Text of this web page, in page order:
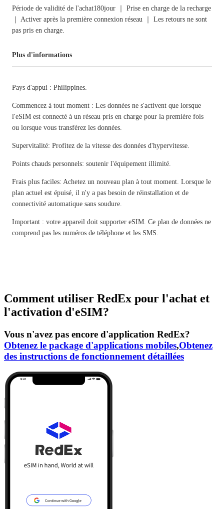
Période de validité de l'achat180jour ｜ Prise en charge de la recharge
｜ Activer après la première connexion réseau ｜ Les retours ne sont
pas pris en charge.
Plus d'informations
Pays d'appui : Philippines.
Commencez à tout moment : Les données ne s'activent que lorsque
l'eSIM est connecté à un réseau pris en charge pour la première fois
ou lorsque vous transférez les données.
Supervitalité: Profitez de la vitesse des données d'hypervitesse.
Points chauds personnels: soutenir l'équipement illimité.
Frais plus faciles: Achetez un nouveau plan à tout moment. Lorsque le
plan actuel est épuisé, il n'y a pas besoin de réinstallation et de
connectivité automatique sans soudure.
Important : votre appareil doit supporter eSIM. Ce plan de données ne
comprend pas les numéros de téléphone et les SMS.
Comment utiliser RedEx pour l'achat et
l'activation d'eSIM?
Vous n'avez pas encore d'application RedEx?
Obtenez le package d'applications mobiles,Obtenez
des instructions de fonctionnement détaillées